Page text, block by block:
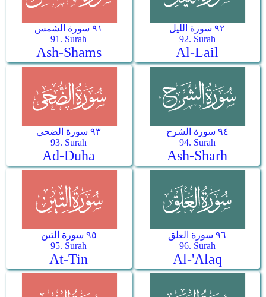
٩١ سورة الشمس
91. Surah
Ash-Shams
٩٢ سورة الليل
92. Surah
Al-Lail
٩٣ سورة الضحى
93. Surah
Ad-Duha
٩٤ سورة الشرح
94. Surah
Ash-Sharh
٩٥ سورة التين
95. Surah
At-Tin
٩٦ سورة العلق
96. Surah
Al-'Alaq